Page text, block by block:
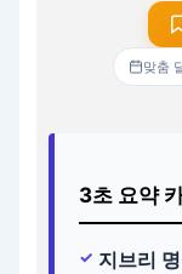
맞춤
3초 요약
지브리